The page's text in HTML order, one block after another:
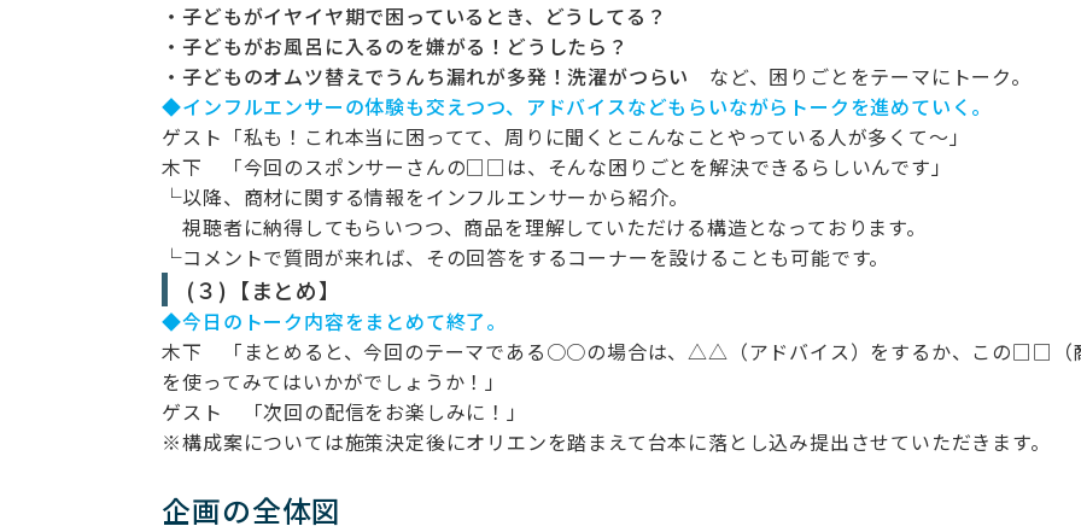
・子どもがイヤイヤ期で困っているとき、どうしてる？
・子どもがお風呂に入るのを嫌がる！どうしたら？
・子どものオムツ替えでうんち漏れが多発！洗濯がつらい など、困りごとをテーマにトーク。
◆インフルエンサーの体験も交えつつ、アドバイスなどもらいながらトークを進めていく。
ゲスト「私も！これ本当に困ってて、周りに聞くとこんなことやっている人が多くて～」
木下 「今回のスポンサーさんの□□は、そんな困りごとを解決できるらしいんです」
└以降、商材に関する情報をインフルエンサーから紹介。
視聴者に納得してもらいつつ、商品を理解していただける構造となっております。
└コメントで質問が来れば、その回答をするコーナーを設けることも可能です。
(３)【まとめ】
◆今日のトーク内容をまとめて終了。
木下 「まとめると、今回のテーマである○○の場合は、△△（アドバイス）をするか、この□□（
を使ってみてはいかがでしょうか！」
ゲスト 「次回の配信をお楽しみに！」
※構成案については施策決定後にオリエンを踏まえて台本に落とし込み提出させていただきます。
企画の全体図